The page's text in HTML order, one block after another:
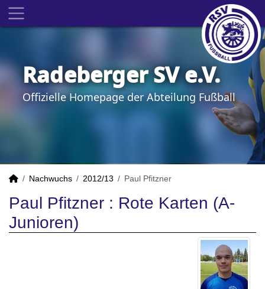
Radeberger SV e.V.
Offizielle Homepage der Abteilung Fußball
Nachwuchs 2012/13 Paul Pfitzner
Paul Pfitzner : Rote Karten (A-
Junioren)